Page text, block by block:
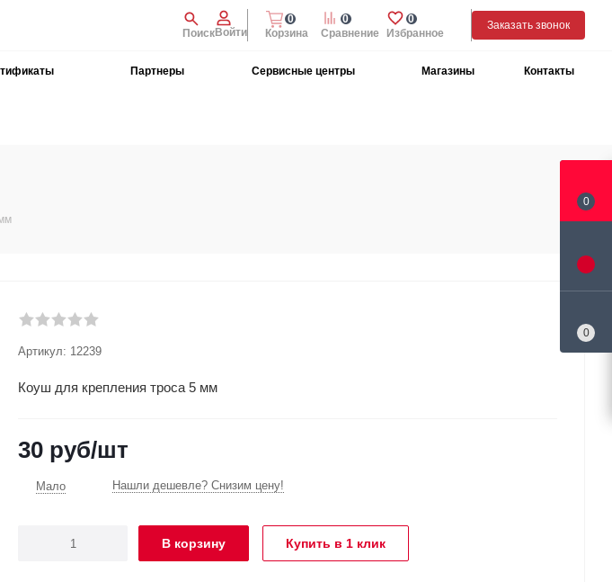
ПоискВойти Избранное
0
Сравнение
0
Корзина
0
Заказать звонок
Партнеры Сервисные центры Магазины Контакты
Артикул: 12239
Коуш для крепления троса 5 мм
30 руб/шт
Мало Нашли дешевле? Снизим цену!
В корзину Купить в 1 клик
0
0